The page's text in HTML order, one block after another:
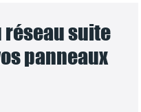
réseau suite
panneaux